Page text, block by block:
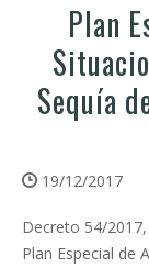
Plan
Sequía
19/12/2017
Decreto 54/
Plan Especial de